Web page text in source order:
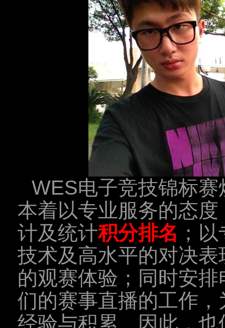
WES电子竞技锦标
本着以专业服务的态
计及统计积分排名 ；
技术及高水平的对决
的观赛体验；同时安
们的赛事直播的工作
经验与积累。因此，